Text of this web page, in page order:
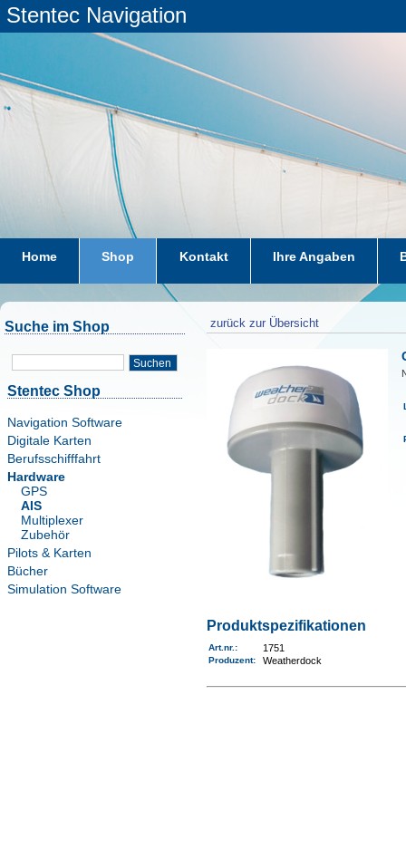
Stentec Navigation
Home Shop Kontakt Ihre Angaben
Suche im Shop
Suchen
Stentec Shop
Navigation Software
Digitale Karten
Berufsschifffahrt
Hardware
GPS
AIS
Multiplexer
Zubehör
Pilots & Karten
Bücher
Simulation Software
zurück zur Übersicht
Produktspezifikationen
Art.nr. : 1751
Produzent: Weatherdock